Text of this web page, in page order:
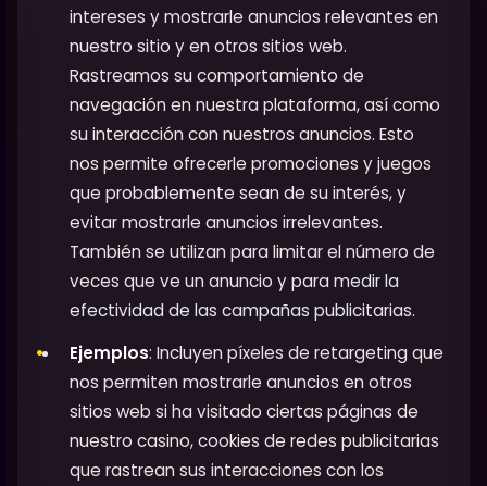
intereses y mostrarle anuncios relevantes en
nuestro sitio y en otros sitios web.
Rastreamos su comportamiento de
navegación en nuestra plataforma, así como
su interacción con nuestros anuncios. Esto
nos permite ofrecerle promociones y juegos
que probablemente sean de su interés, y
evitar mostrarle anuncios irrelevantes.
También se utilizan para limitar el número de
veces que ve un anuncio y para medir la
efectividad de las campañas publicitarias.
Ejemplos: Incluyen píxeles de retargeting que
nos permiten mostrarle anuncios en otros
sitios web si ha visitado ciertas páginas de
nuestro casino, cookies de redes publicitarias
que rastrean sus interacciones con los